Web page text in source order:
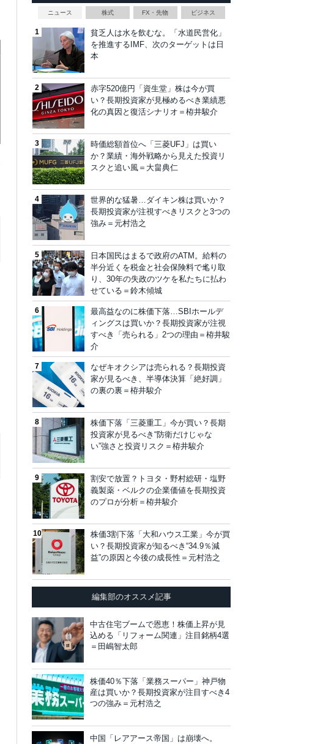
ニュース 株式 FX・先物 ビジネス
貧乏人は水を飲むな。「水道民営化」
を推進するIMF、次のターゲットは日
本
赤字520億円「資生堂」株は今が買
い？長期投資家が見極めるべき業績悪
化の真因と復活シナリオ＝栫井駿介
時価総額首位へ「三菱UFJ」は買い
か？業績・海外戦略から見えた投資リ
スクと追い風＝大畠典仁
世界的な猛暑…ダイキン株は買いか？
長期投資家が注視すべきリスクと3つの
強み＝元村浩之
日本国民はまるで政府のATM。給料の
半分近くを税金と社会保険料で毟り取
り、30年の失政のツケを私たちに払わ
せている＝鈴木傾城
最高益なのに株価下落…SBIホールデ
ィングスは買いか？長期投資家が注視
すべき「売られる」2つの理由＝栫井駿
介
なぜキオクシアは売られる？長期投資
家が見るべき、半導体決算「絶好調」
の裏の裏＝栫井駿介
株価下落「三菱重工」今が買い？長期
投資家が見るべき“防衛だけじゃな
い”強さと投資リスク＝栫井駿介
割安で放置？トヨタ・野村総研・塩野
義製薬・ベルクの企業価値を長期投資
のプロが分析＝栫井駿介
株価3割下落「大和ハウス工業」今が買
い？長期投資家が知るべき“34.9％減
益”の原因と今後の成長性＝元村浩之
編集部のオススメ記事
中古住宅ブームで恩恵！株価上昇が見
込める「リフォーム関連」注目銘柄4選
＝田嶋智太郎
株価40％下落「業務スーパー」神戸物
産は買いか？長期投資家が注目すべき4
つの強み＝元村浩之
中国「レアアース帝国」は崩壊へ。